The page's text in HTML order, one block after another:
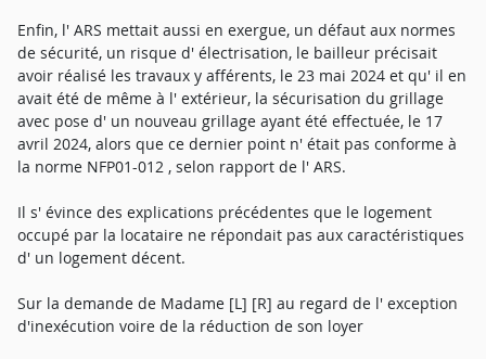
Enfin, l' ARS mettait aussi en exergue, un défaut aux normes
de sécurité, un risque d' électrisation, le bailleur précisait
avoir réalisé les travaux y afférents, le 23 mai 2024 et qu' il en
avait été de même à l' extérieur, la sécurisation du grillage
avec pose d' un nouveau grillage ayant été effectuée, le 17
avril 2024, alors que ce dernier point n' était pas conforme à
la norme NFP01-012 , selon rapport de l' ARS.
Il s' évince des explications précédentes que le logement
occupé par la locataire ne répondait pas aux caractéristiques
d' un logement décent.
Sur la demande de Madame [L] [R] au regard de l' exception
d'inexécution voire de la réduction de son loyer